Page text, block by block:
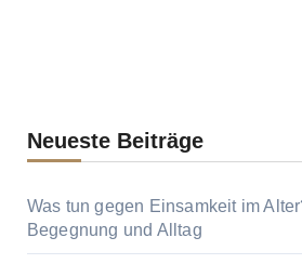
Neueste Beiträge
Was tun gegen Einsamkeit im
Begegnung und Alltag